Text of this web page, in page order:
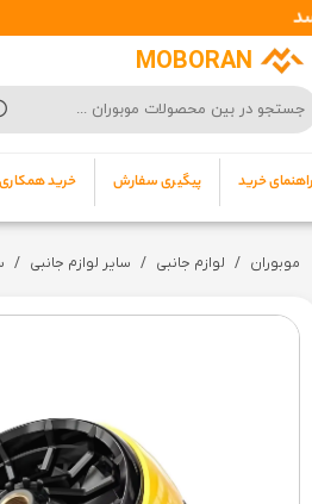
MOBORAN
راهنمای خرید پیگیری سفارش خرید همکاری
حساب کاربری من
تغییر گذر واژه
خروج از حساب کاربری
موبوران لوازم جانبی سایر لوازم جانبی